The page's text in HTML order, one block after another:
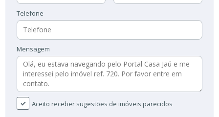
Telefone
Mensagem
Aceito receber sugestões de imóveis parecidos